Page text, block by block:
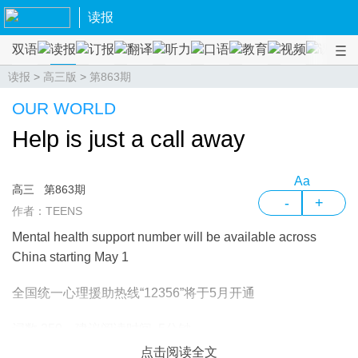
读报
双语 读报 订报 翻译 听力 口语 教育 视频 课程
读报 > 高三版 > 第863期
OUR WORLD
Help is just a call away
高三
第863期
作者：TEENS
Aa
- +
Mental health support number will be available across
China starting May 1
全国统一心理援助热线“12356”将于5月开通
点击阅读全文